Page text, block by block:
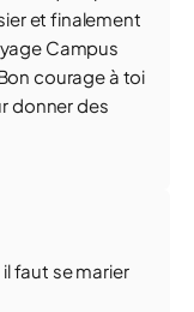
et finalement
Campus
courage à toi
donner des
faut se marier